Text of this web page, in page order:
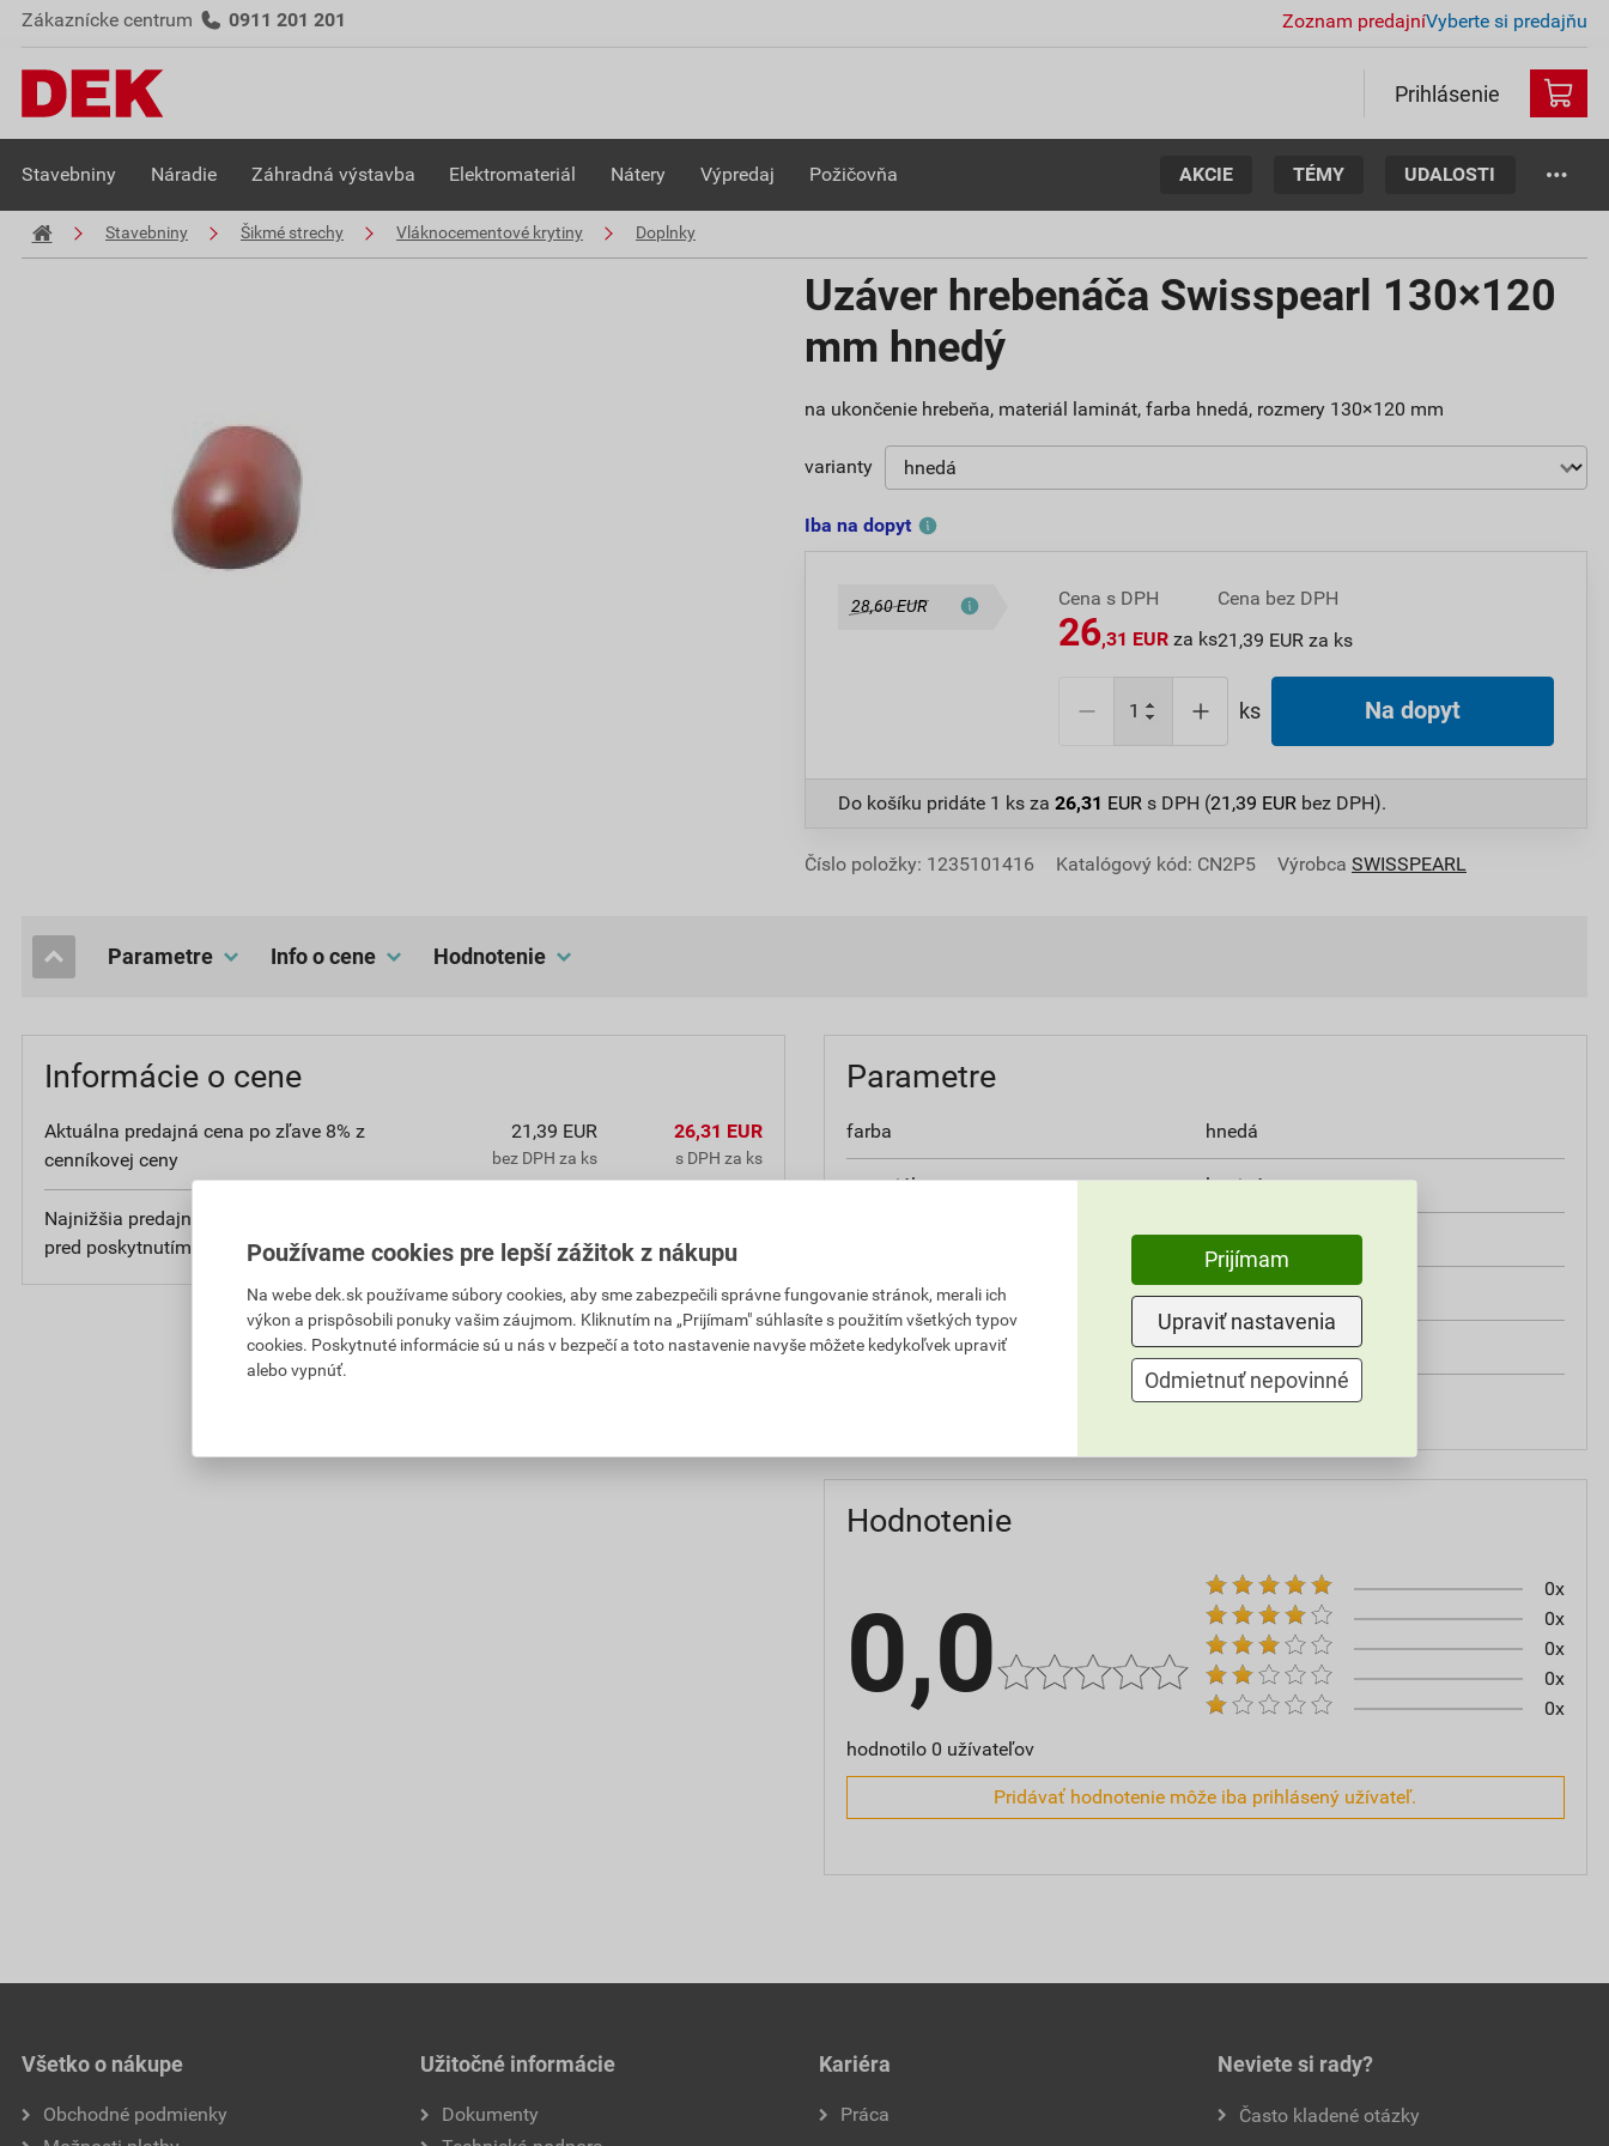
Zákaznícke centrum 0911 201 201 Zoznam predajníVyberte si predajňu
Prihlásenie
Stavebniny Náradie Záhradná výstavba Elektromateriál Nátery Výpredaj Požičovňa AKCIE TÉMY UDALOSTI
Stavebniny Šikmé strechy Vláknocementové krytiny Doplnky
Uzáver hrebenáča Swisspearl 130×120
mm hnedý
na ukončenie hrebeňa, materiál laminát, farba hnedá, rozmery 130×120 mm
varianty
Iba na dopyt
28,60 EUR Cena s DPH
26,31 EUR za ks
Cena bez DPH
21,39 EUR za ks
ks Na dopyt
Do košíku pridáte 1 ks za 26,31 EUR s DPH (21,39 EUR bez DPH).
Číslo položky: 1235101416 Katalógový kód: CN2P5 Výrobca SWISSPEARL
Parametre Info o cene hodnotenie
Informácie o cene
Aktuálna predajná cena po zľave 8% z
cenníkovej ceny
21,39 EUR
bez DPH za ks
26,31 EUR
s DPH za ks
Najnižšia predajná cena v období 30 dní
pred poskytnutím zľavy
bez DPH za ks s DPH za ks
Parametre
farba hnedá
materiál laminát
hladký
rozmery 130×120 mm
typ ukončenie hrebenáča
Swisspearl
Hodnotenie
0,0
hodnotilo 0 užívateľov
0x
0x
0x
0x
0x
Pridávať hodnotenie môže iba prihlásený užívateľ.
Všetko o nákupe
Obchodné podmienky
Užitočné informácie
Dokumenty
Kariéra
Práca
Neviete si rady?
Často kladené otázky
Používame cookies pre lepší zážitok z nákupu
Na webe dek.sk používame súbory cookies, aby sme zabezpečili správne fungovanie stránok, merali ich
výkon a prispôsobili ponuky vašim záujmom. Kliknutím na „Prijímam" súhlasíte s použitím všetkých typov
cookies. Poskytnuté informácie sú u nás v bezpečí a toto nastavenie navyše môžete kedykoľvek upraviť
alebo vypnúť.
Prijímam
Upraviť nastavenia
Odmietnuť nepovinné